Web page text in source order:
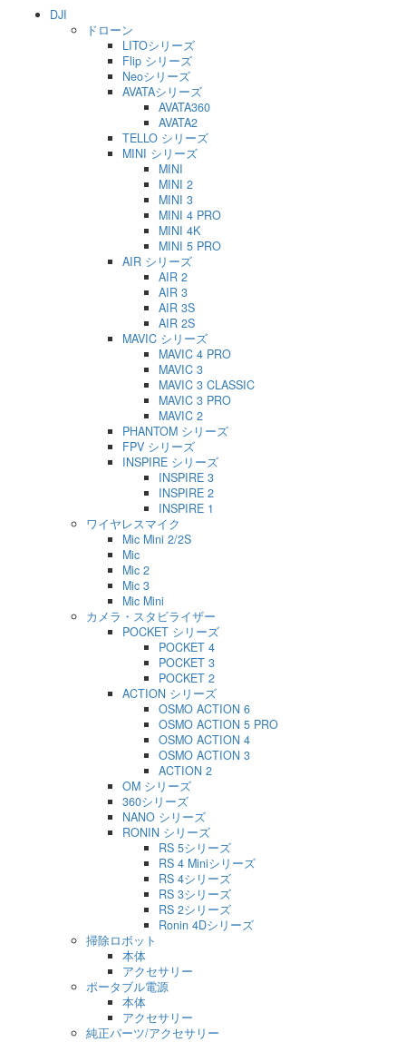
DJI
ドローン
LITOシリーズ
Flip シリーズ
Neoシリーズ
AVATAシリーズ
AVATA360
AVATA2
TELLO シリーズ
MINI シリーズ
MINI
MINI 2
MINI 3
MINI 4 PRO
MINI 4K
MINI 5 PRO
AIR シリーズ
AIR 2
AIR 3
AIR 3S
AIR 2S
MAVIC シリーズ
MAVIC 4 PRO
MAVIC 3
MAVIC 3 CLASSIC
MAVIC 3 PRO
MAVIC 2
PHANTOM シリーズ
FPV シリーズ
INSPIRE シリーズ
INSPIRE 3
INSPIRE 2
INSPIRE 1
ワイヤレスマイク
Mic Mini 2/2S
Mic
Mic 2
Mic 3
Mic Mini
カメラ・スタビライザー
POCKET シリーズ
POCKET 4
POCKET 3
POCKET 2
ACTION シリーズ
OSMO ACTION 6
OSMO ACTION 5 PRO
OSMO ACTION 4
OSMO ACTION 3
ACTION 2
OM シリーズ
360シリーズ
NANO シリーズ
RONIN シリーズ
RS 5シリーズ
RS 4 Miniシリーズ
RS 4シリーズ
RS 3シリーズ
RS 2シリーズ
Ronin 4Dシリーズ
掃除ロボット
本体
アクセサリー
ポータブル電源
本体
アクセサリー
純正パーツ/アクセサリー